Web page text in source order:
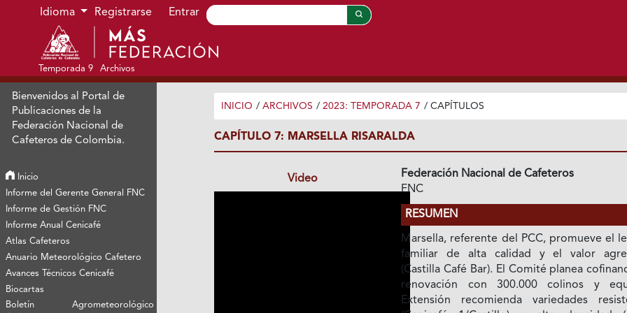
Ir al menú de navegación principal
Ir al contenido principal
Ir al pie de página del sitio
Idioma Registrarse Entrar
Temporada 9 Archivos
Bienvenidos al Portal de
Publicaciones de la
Federación Nacional de
Cafeteros de Colombia.
Inicio
Informe del Gerente General FNC
Informe de Gestión FNC
Informe Anual Cenicafé
Atlas Cafeteros
Anuario Meteorológico Cafetero
Avances Técnicos Cenicafé
Biocartas
Boletín Agrometeorológico
INICIO / ARCHIVOS / 2023: TEMPORADA 7 / CAPÍTULOS
CAPÍTULO 7: MARSELLA RISARALDA
Video
Federación Nacional de Cafeteros
FNC
RESUMEN
Marsella, referente del PCC, promueve el
familiar de alta calidad y el valor
(Castilla Café Bar). El Comité planea
renovación con 300.000 colinos y
Extensión recomienda variedades